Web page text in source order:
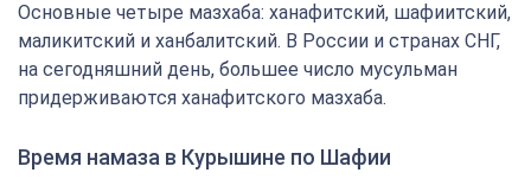
Основные четыре мазхаба: ханафитский, шафиитский,
маликитский и ханбалитский. В России и странах СНГ,
на сегодняшний день, большее число мусульман
придерживаются ханафитского мазхаба.
Время намаза в Курышине по Шафии